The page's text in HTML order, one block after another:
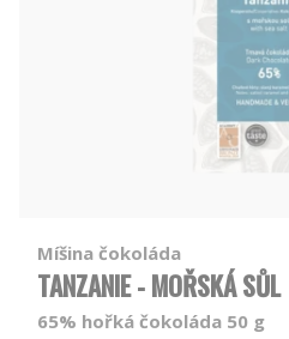
Míšina čokoláda
TANZANIE - MOŘSKÁ SŮL
65% hořká čokoláda 50 g